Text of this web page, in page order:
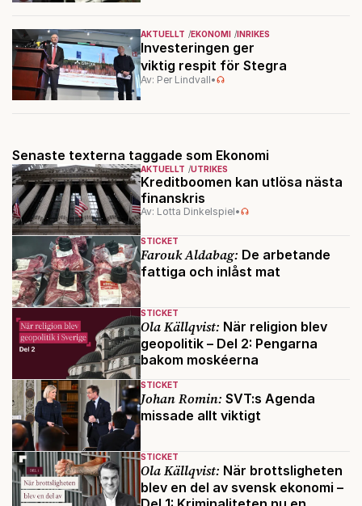
AKTUELLT EKONOMI INRIKES
Investeringen ger
viktig respit för Stegra
Av: Per Lindvall•
Senaste texterna taggade som Ekonomi
AKTUELLT UTRIKES
Kreditboomen kan utlösa nästa
finanskris
Av: Lotta Dinkelspiel•
STICKET
Farouk Aldabag: De arbetande
fattiga och inlåst mat
STICKET
Ola Källqvist: När religion blev
geopolitik – Del 2: Pengarna
bakom moskéerna
STICKET
Johan Romin: SVT:s Agenda
missade allt viktigt
STICKET
Ola Källqvist: När brottsligheten
blev en del av svensk ekonomi –